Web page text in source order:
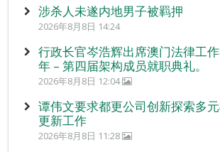
涉杀人未遂内地男子被羁押
2026年8月8日 14:24
行政长官岑浩辉出席澳门法律工
年 – 第四届架构成员就职典礼。
2026年8月8日 12:04
谭伟文要求都更公司创新探索多
更新工作
2026年8月8日 11:28